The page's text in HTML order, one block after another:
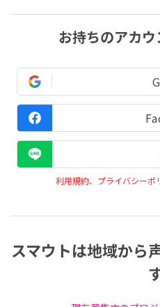
お持ちのアカ
利用規約、プライバシーポ
スマウトは地域から